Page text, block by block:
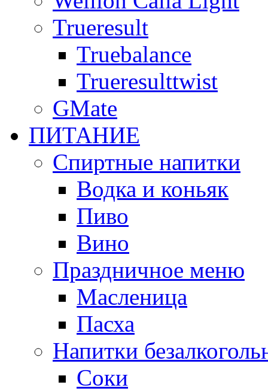
Trueresult
Truebalance
Trueresulttwist
GMate
ПИТАНИЕ
Спиртные напитки
Водка и коньяк
Пиво
Вино
Праздничное меню
Масленица
Пасха
Напитки
Соки